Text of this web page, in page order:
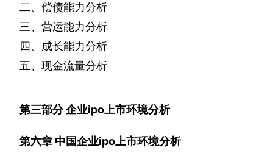
二、偿债能力分析
三、营运能力分析
四、成长能力分析
五、现金流量分析
第三部分企业ipo 上市环境分析
第六章 中国企业ipo 上市环境分析